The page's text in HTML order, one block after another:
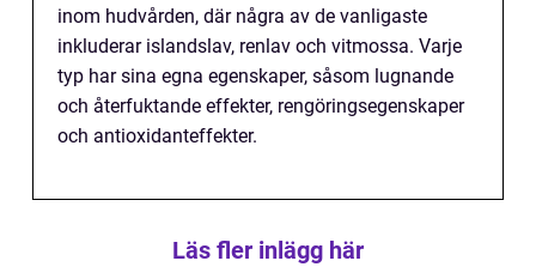
inom hudvården, där några av de vanligaste
inkluderar islandslav, renlav och vitmossa. Varje
typ har sina egna egenskaper, såsom lugnande
och återfuktande effekter, rengöringsegenskaper
och antioxidanteffekter.
Läs fler inlägg här